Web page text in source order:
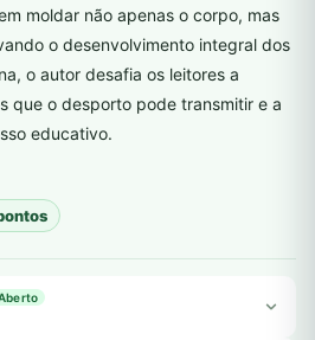
moldar não apenas o corpo, mas
o desenvolvimento integral dos
o autor desafia os leitores a
que o desporto pode transmitir e a
educativo.